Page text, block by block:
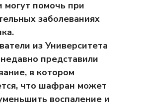
могут помочь при
заболеваниях
из Университета
представили
в котором
что шафран может
воспаление и